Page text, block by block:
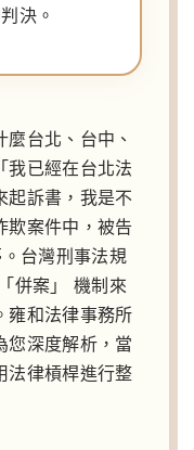
決。
麼台北、台中、
我已經在台北法
起訴書，我是不
欺案件中，被告
台灣刑事法規
併案」 機制來
雍和法律事務所
您深度解析，當
法律槓桿進行整